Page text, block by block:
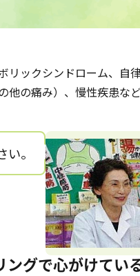
リックシンドローム、自
他の痛み）、慢性疾患な
。
ングで心がけてい